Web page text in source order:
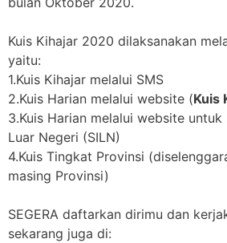
Kuis Kihajar 2020 dilaksanakan
yaitu:
1.Kuis Kihajar melalui SMS
2.Kuis Harian melalui website (Kuis
3.Kuis Harian melalui website untuk
Luar Negeri (SILN)
4.Kuis Tingkat Provinsi
masing Provinsi)
SEGERA daftarkan dirimu dan
sekarang juga di: